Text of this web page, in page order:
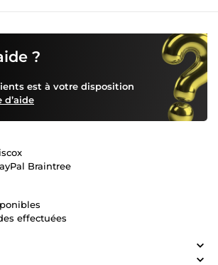
?
est à votre disposition
d’aide
Braintree
effectuées